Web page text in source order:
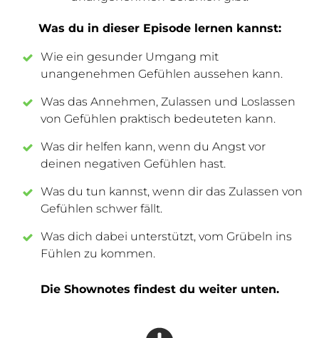
Was du in dieser Episode lernen kannst:
Wie ein gesunder Umgang mit
unangenehmen Gefühlen aussehen kann.
Was das Annehmen, Zulassen und Loslassen
von Gefühlen praktisch bedeuteten kann.
Was dir helfen kann, wenn du Angst vor
deinen negativen Gefühlen hast.
Was du tun kannst, wenn dir das Zulassen von
Gefühlen schwer fällt.
Was dich dabei unterstützt, vom Grübeln ins
Fühlen zu kommen.
Die Shownotes findest du weiter unten.